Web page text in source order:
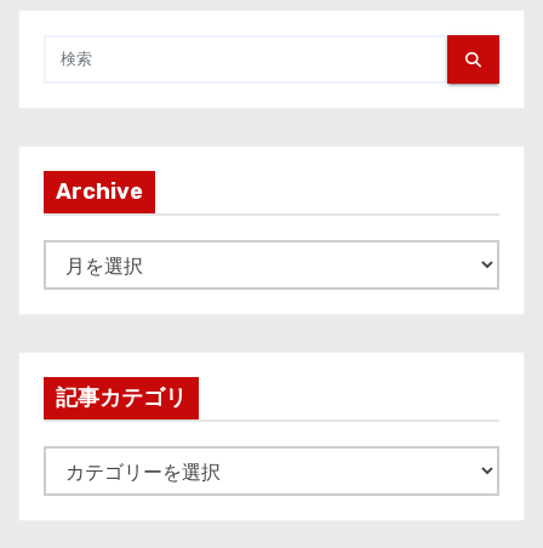
Archive
r
v
記事カテゴリ
事